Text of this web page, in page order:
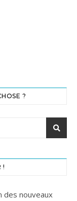
?
!
des nouveaux